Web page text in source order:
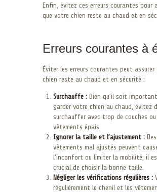
Enfin, évitez ces erreurs courantes pour
que votre chien reste au chaud et en
Erreurs courantes à
Éviter les erreurs courantes peut assurer
chien reste au chaud et en sécurité :
Surchauffe : Bien qu’il soit
garder votre chien au chaud, évitez
surchauffer avec trop de couches ou
vêtements épais.
Ignorer la taille et l’ajustement : Des
vêtements mal ajustés peuvent
l’inconfort ou limiter la mobilité, il
crucial de choisir la bonne taille.
Négliger les vérifications régulières :
régulièrement le chenil et les